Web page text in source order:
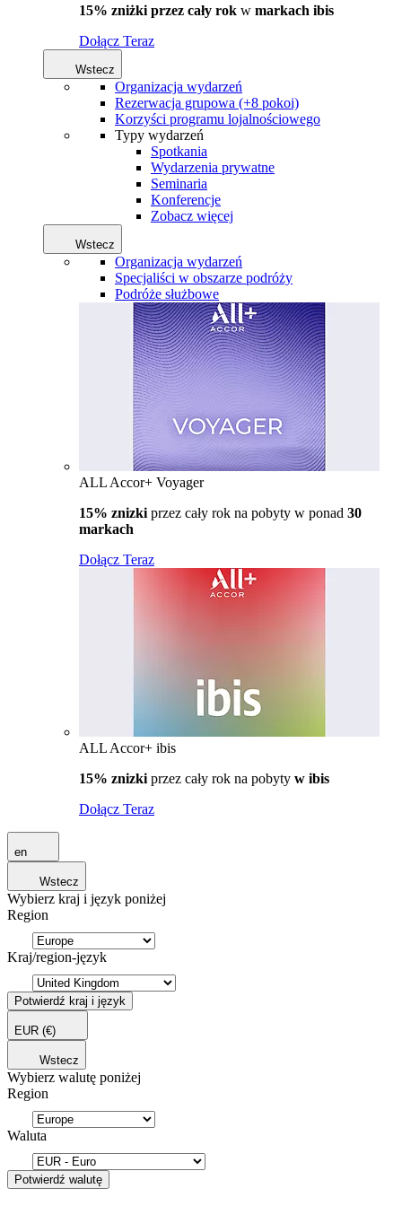
15% zniżki przez cały rok w markach ibis
Dołącz Teraz
Wstecz
Organizacja wydarzeń
Rezerwacja grupowa (+8 pokoi)
Korzyści programu lojalnościowego
Typy wydarzeń
Spotkania
Wydarzenia prywatne
Seminaria
Konferencje
Zobacz więcej
Wstecz
Organizacja wydarzeń
Specjaliści w obszarze podróży
Podróże służbowe
ALL Accor+ Voyager
15% znizki przez cały rok na pobyty w ponad 30
markach
Dołącz Teraz
ALL Accor+ ibis
15% znizki przez cały rok na pobyty w ibis
Dołącz Teraz
en
Wstecz
Wybierz kraj i język poniżej
Region
Kraj/region-język
Potwierdź kraj i język
EUR (€)
Wstecz
Wybierz walutę poniżej
Region
Waluta
Potwierdź walutę